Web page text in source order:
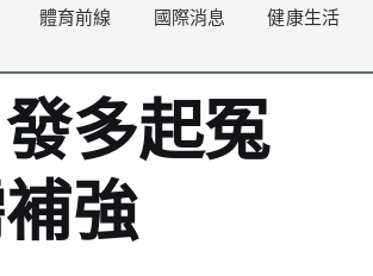
體育前線 國際消息 健康生活
多起冤
強